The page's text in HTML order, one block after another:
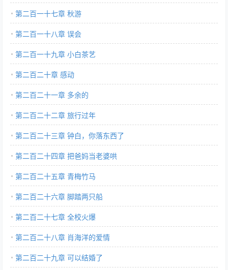
第二百一十七章 秋游
第二百一十八章 误会
第二百一十九章 小白茶艺
第二百二十章 感动
第二百二十一章 多余的
第二百二十二章 旅行过年
第二百二十三章 钟白，你落东西了
第二百二十四章 把爸妈当老婆哄
第二百二十五章 青梅竹马
第二百二十六章 脚踏两只船
第二百二十七章 全校火爆
第二百二十八章 肖海洋的爱情
第二百二十九章 可以结婚了